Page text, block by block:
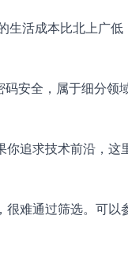
活成本比北上广低
安全，属于细分领
追求技术前沿，这
很难通过筛选。可以